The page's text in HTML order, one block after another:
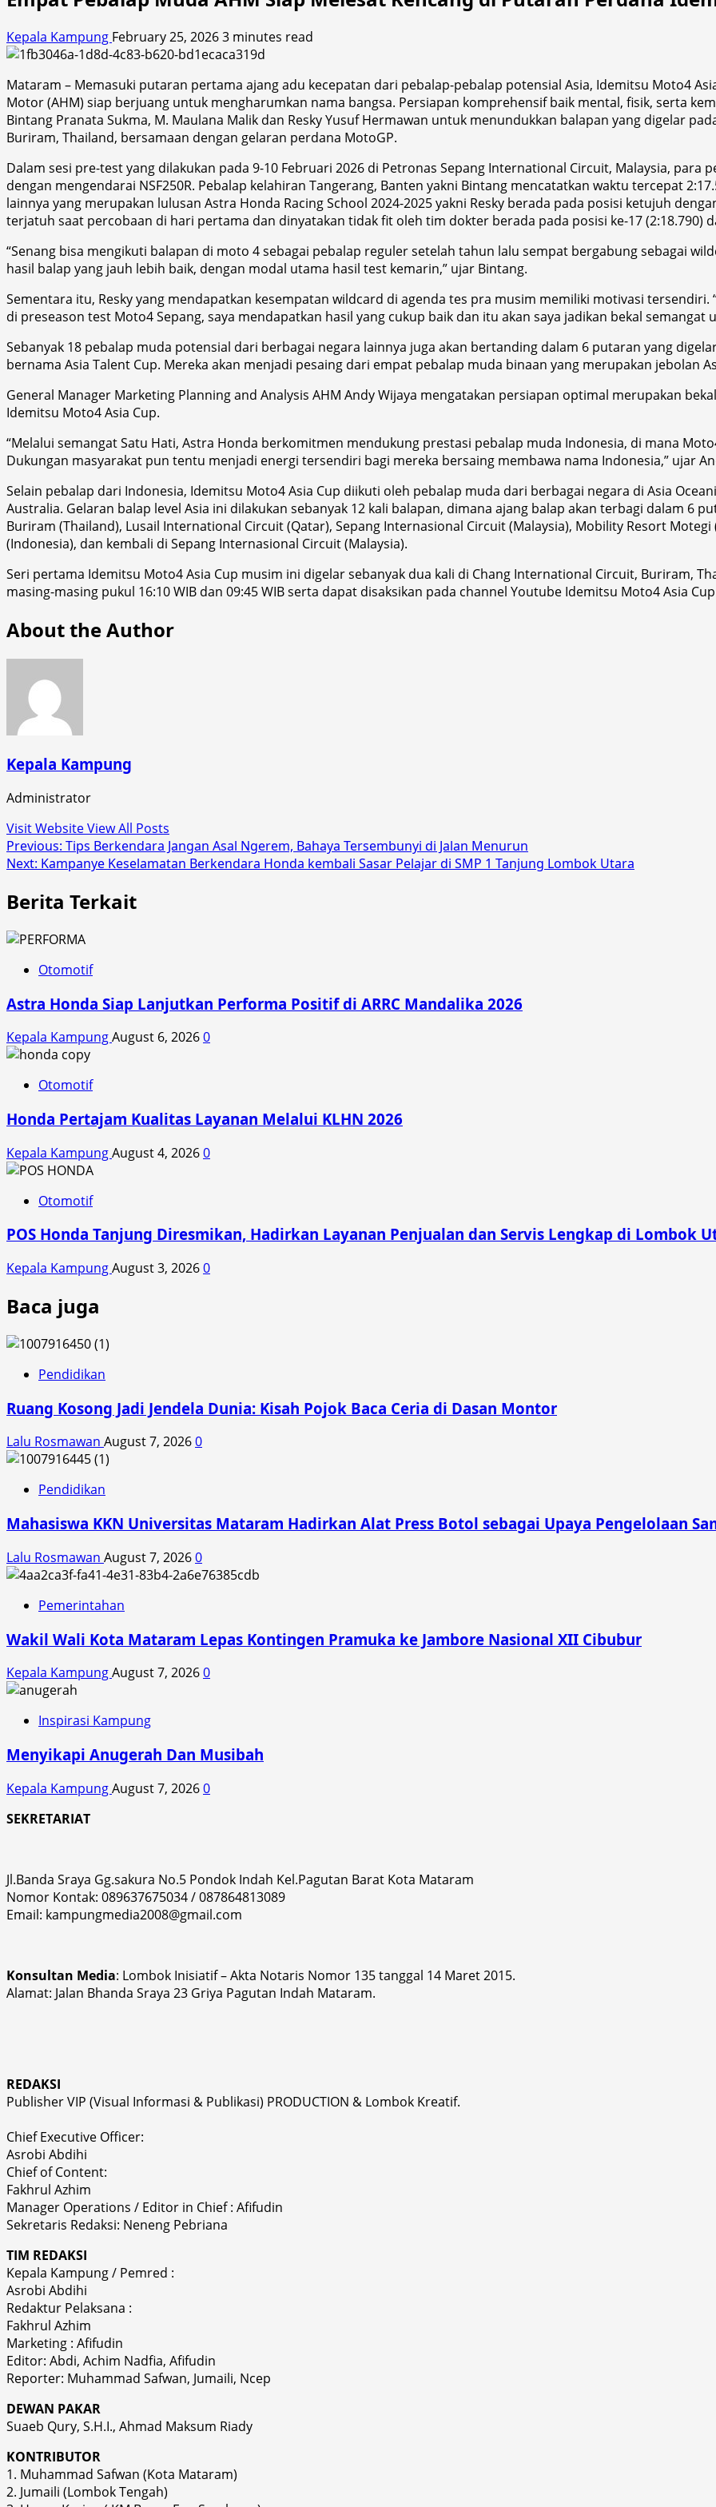
Kepala Kampung February 25, 20263 minutes read
Mataram – Memasuki putaran pertama ajang adu kecepatan dari pebalap-pebalap potensial Asia, Idemitsu Moto4
Motor (AHM) siap berjuang untuk mengharumkan nama bangsa. Persiapan komprehensif baik mental, fisik, serta
Bintang Pranata Sukma, M. Maulana Malik dan Resky Yusuf Hermawan untuk menundukkan balapan yang digelar
Buriram, Thailand, bersamaan dengan gelaran perdana MotoGP.
Dalam sesi pre-test yang dilakukan pada 9-10 Februari 2026 di Petronas Sepang International Circuit, Malaysia,
dengan mengendarai NSF250R. Pebalap kelahiran Tangerang, Banten yakni Bintang mencatatkan waktu tercepat
lainnya yang merupakan lulusan Astra Honda Racing School 2024-2025 yakni Resky berada pada posisi ketujuh
terjatuh saat percobaan di hari pertama dan dinyatakan tidak fit oleh tim dokter berada pada posisi ke-17 (2:18.790)
“Senang bisa mengikuti balapan di moto 4 sebagai pebalap reguler setelah tahun lalu sempat bergabung sebagai
hasil balap yang jauh lebih baik, dengan modal utama hasil test kemarin,” ujar Bintang.
Sementara itu, Resky yang mendapatkan kesempatan wildcard di agenda tes pra musim memiliki motivasi
di preseason test Moto4 Sepang, saya mendapatkan hasil yang cukup baik dan itu akan saya jadikan bekal semangat
Sebanyak 18 pebalap muda potensial dari berbagai negara lainnya juga akan bertanding dalam 6 putaran yang
bernama Asia Talent Cup. Mereka akan menjadi pesaing dari empat pebalap muda binaan yang merupakan jebolan
General Manager Marketing Planning and Analysis AHM Andy Wijaya mengatakan persiapan optimal merupakan
Idemitsu Moto4 Asia Cup.
“Melalui semangat Satu Hati, Astra Honda berkomitmen mendukung prestasi pebalap muda Indonesia, di mana
Dukungan masyarakat pun tentu menjadi energi tersendiri bagi mereka bersaing membawa nama Indonesia,” ujar
Selain pebalap dari Indonesia, Idemitsu Moto4 Asia Cup diikuti oleh pebalap muda dari berbagai negara di Asia
Australia. Gelaran balap level Asia ini dilakukan sebanyak 12 kali balapan, dimana ajang balap akan terbagi dalam 6
Buriram (Thailand), Lusail International Circuit (Qatar), Sepang Internasional Circuit (Malaysia), Mobility Resort
(Indonesia), dan kembali di Sepang Internasional Circuit (Malaysia).
Seri pertama Idemitsu Moto4 Asia Cup musim ini digelar sebanyak dua kali di Chang International Circuit, Buriram,
masing-masing pukul 16:10 WIB dan 09:45 WIB serta dapat disaksikan pada channel Youtube Idemitsu Moto4 Asia
About the Author
Kepala Kampung
Administrator
Visit WebsiteView All Posts
Post
navigation
Previous: Tips Berkendara Jangan Asal Ngerem, Bahaya Tersembunyi di Jalan Menurun
Next: Kampanye Keselamatan Berkendara Honda kembali Sasar Pelajar di SMP 1 Tanjung Lombok Utara
Berita Terkait
Otomotif
Astra Honda Siap Lanjutkan Performa Positif di ARRC Mandalika 2026
Kepala KampungAugust 6, 20260
Otomotif
Honda Pertajam Kualitas Layanan Melalui KLHN 2026
Kepala KampungAugust 4, 20260
Otomotif
POS Honda Tanjung Diresmikan, Hadirkan Layanan Penjualan dan Servis Lengkap di Lombok
Kepala KampungAugust 3, 20260
Baca juga
Pendidikan
Ruang Kosong Jadi Jendela Dunia: Kisah Pojok Baca Ceria di Dasan Montor
Lalu Rosmawan August 7, 20260
Pendidikan
Mahasiswa KKN Universitas Mataram Hadirkan Alat Press Botol sebagai Upaya Pengelolaan
Lalu Rosmawan August 7, 20260
Pemerintahan
Wakil Wali Kota Mataram Lepas Kontingen Pramuka ke Jambore Nasional XII Cibubur
Kepala KampungAugust 7, 20260
Inspirasi Kampung
Menyikapi Anugerah Dan Musibah
Kepala KampungAugust 7, 20260
SEKRETARIAT
Jl.Banda Sraya Gg.sakura No.5 Pondok Indah Kel.Pagutan Barat Kota Mataram
Nomor Kontak: 089637675034 / 087864813089
Email: kampungmedia2008@gmail.com
Konsultan Media: Lombok Inisiatif – Akta Notaris Nomor 135 tanggal 14 Maret 2015.
Alamat: Jalan Bhanda Sraya 23 Griya Pagutan Indah Mataram.
REDAKSI
Publisher VIP (Visual Informasi & Publikasi) PRODUCTION & Lombok Kreatif.
Chief Executive Officer:
Asrobi Abdihi
Chief of Content:
Fakhrul Azhim
Manager Operations / Editor in Chief : Afifudin
Sekretaris Redaksi: Neneng Pebriana
TIM REDAKSI
Kepala Kampung / Pemred :
Asrobi Abdihi
Redaktur Pelaksana :
Fakhrul Azhim
Marketing : Afifudin
Editor: Abdi, Achim Nadfia, Afifudin
Reporter: Muhammad Safwan, Jumaili, Ncep
DEWAN PAKAR
Suaeb Qury, S.H.I., Ahmad Maksum Riady
KONTRIBUTOR
1. Muhammad Safwan (Kota Mataram)
2. Jumaili (Lombok Tengah)